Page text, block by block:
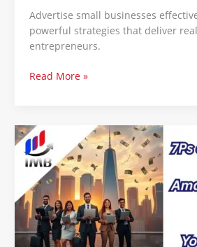
Advertise small businesses
powerful strategies that deliver
entrepreneurs.
Read More »
7Ps
of
Marketing
5
Amazing
Secrets
to